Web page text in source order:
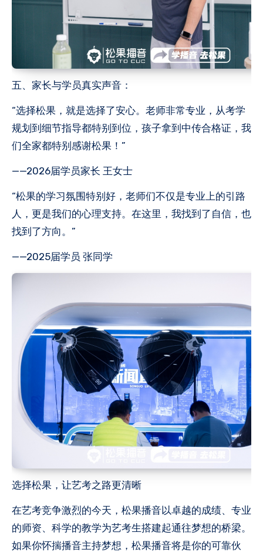
五、家长与学员真实声音：
“选择松果，就是选择了安心。老师非常专业，从考学
规划到细节指导都特别到位，孩子拿到中传合格证，我
们全家都特别感谢松果！”
——2026届学员家长 王女士
“松果的学习氛围特别好，老师们不仅是专业上的引路
人，更是我们的心理支持。在这里，我找到了自信，也
找到了方向。”
——2025届学员 张同学
选择松果，让艺考之路更清晰
在艺考竞争激烈的今天，松果播音以卓越的成绩、专业
的师资、科学的教学为艺考生搭建起通往梦想的桥梁。
如果你怀揣播音主持梦想，松果播音将是你的可靠伙